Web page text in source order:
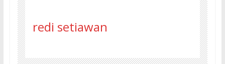
redi setiawan